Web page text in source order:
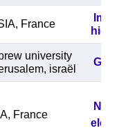
France
high-
university
israël
France
Now